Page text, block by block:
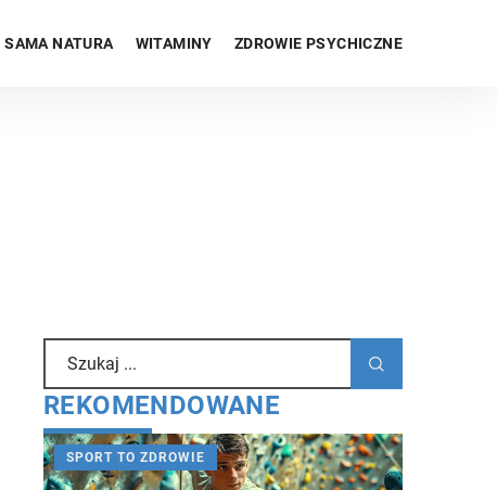
SAMA NATURA WITAMINY ZDROWIE PSYCHICZNE
REKOMENDOWANE
SPORT TO ZDROWIE